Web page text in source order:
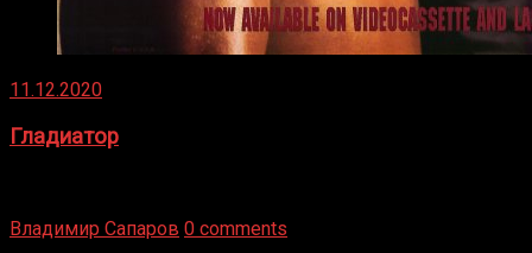
11.12.2020
Гладиатор
Владимир Сапаров 0 comments